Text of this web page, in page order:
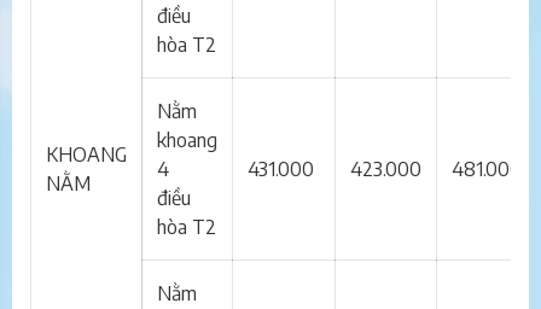
KHOANG
NẰM
điều
hòa T2
Nằm
khoang
4
điều
hòa T2
431.000 423.000 481.000
Nằm